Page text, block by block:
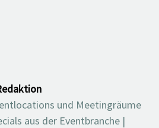
und Meetingräume
aus der Eventbranche |